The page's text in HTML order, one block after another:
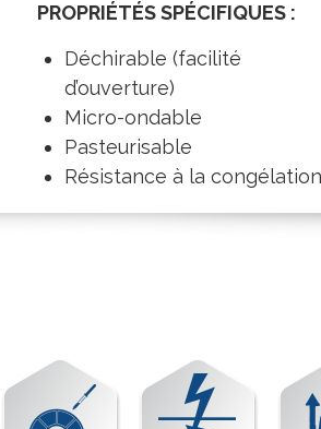
PROPRIÉTÉS SPÉCIFIQUES :
Déchirable (facilité
d’ouverture)
Micro-ondable
Pasteurisable
Résistance à la